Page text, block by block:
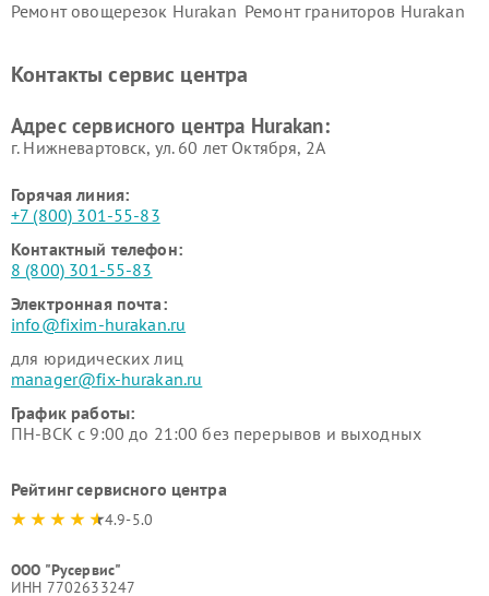
Ремонт овощерезок Hurakan Ремонт граниторов Hurakan
Hurakan
Контакты сервис центра
Адрес сервисного центра Hurakan:
г. Нижневартовск, ул. 60 лет Октября, 2А
Горячая линия:
+7 (800) 301-55-83
Контактный телефон:
8 (800) 301-55-83
Электронная почта:
info@fixim-hurakan.ru
для юридических лиц
manager@fix-hurakan.ru
График работы:
ПН-ВСК с 9:00 до 21:00 без перерывов и выходных
Рейтинг сервисного центра
4.9-5.0
ООО "Русервис"
ИНН 7702633247